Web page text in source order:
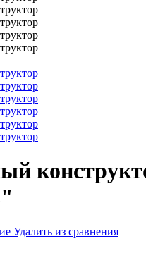
Удалить из сравнения